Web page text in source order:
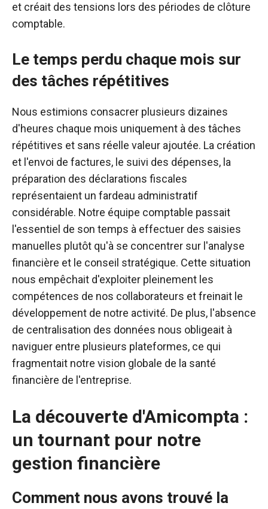
et créait des tensions lors des périodes de clôture
comptable.
Le temps perdu chaque mois sur
des tâches répétitives
Nous estimions consacrer plusieurs dizaines
d'heures chaque mois uniquement à des tâches
répétitives et sans réelle valeur ajoutée. La création
et l'envoi de factures, le suivi des dépenses, la
préparation des déclarations fiscales
représentaient un fardeau administratif
considérable. Notre équipe comptable passait
l'essentiel de son temps à effectuer des saisies
manuelles plutôt qu'à se concentrer sur l'analyse
financière et le conseil stratégique. Cette situation
nous empêchait d'exploiter pleinement les
compétences de nos collaborateurs et freinait le
développement de notre activité. De plus, l'absence
de centralisation des données nous obligeait à
naviguer entre plusieurs plateformes, ce qui
fragmentait notre vision globale de la santé
financière de l'entreprise.
La découverte d'Amicompta :
un tournant pour notre
gestion financière
Comment nous avons trouvé la